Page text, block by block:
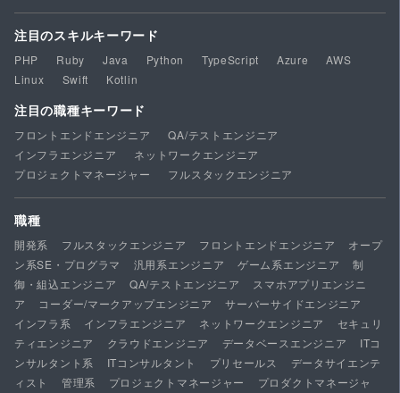
注目のスキルキーワード
PHP Ruby Java Python TypeScript Azure
AWS
Linux
Swift Kotlin
注目の職種キーワード
フロントエンドエンジニア
QA/テストエンジニア
インフラエンジニア
ネットワークエンジニア
プロジェクトマネージャー
フルスタックエンジニア
職種
開発系 フルスタックエンジニア フロントエンドエンジニア
オープ
ン系SE・プログラマ
汎用系エンジニア ゲーム系エンジニア
制
御・組込エンジニア
QA/テストエンジニア
スマホアプリエンジニ
ア
コーダー/マークアップエンジニア
サーバーサイドエンジニア
インフラ系
インフラエンジニア ネットワークエンジニア
セキュリ
ティエンジニア
クラウドエンジニア データベースエンジニア
ITコ
ンサルタント系
ITコンサルタント プリセールス
データサイエンテ
ィスト
管理系 プロジェクトマネージャー
プロダクトマネージャ